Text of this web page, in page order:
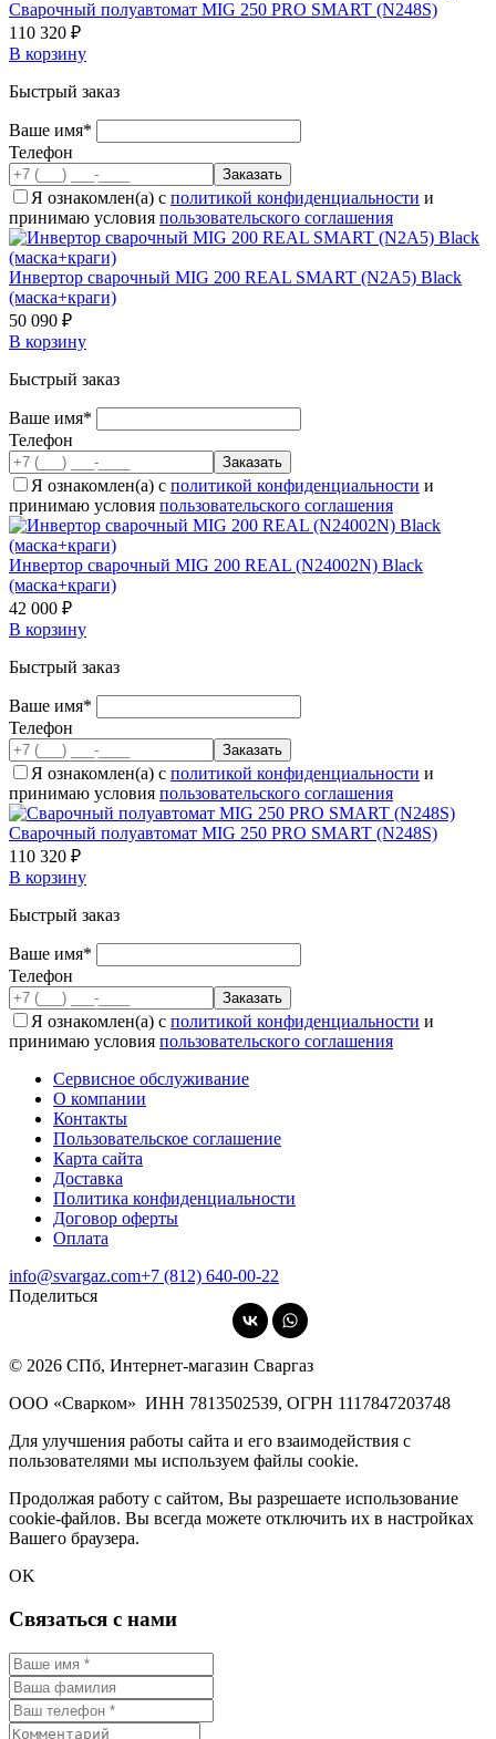
Cварочный полуавтомат MIG 250 PRO SMART (N248S)
110 320 ₽
В корзину
Быстрый заказ
Ваше имя*
Телефон
Я ознакомлен(а) с политикой конфиденциальности и
принимаю условия пользовательского соглашения
Инвертор сварочный MIG 200 REAL SMART (N2A5) Black
(маска+краги)
50 090 ₽
В корзину
Быстрый заказ
Ваше имя*
Телефон
Я ознакомлен(а) с политикой конфиденциальности и
принимаю условия пользовательского соглашения
Инвертор сварочный MIG 200 REAL (N24002N) Black
(маска+краги)
42 000 ₽
В корзину
Быстрый заказ
Ваше имя*
Телефон
Я ознакомлен(а) с политикой конфиденциальности и
принимаю условия пользовательского соглашения
Cварочный полуавтомат MIG 250 PRO SMART (N248S)
110 320 ₽
В корзину
Быстрый заказ
Ваше имя*
Телефон
Я ознакомлен(а) с политикой конфиденциальности и
принимаю условия пользовательского соглашения
Сервисное обслуживание
О компании
Контакты
Пользовательское соглашение
Карта сайта
Доставка
Политика конфиденциальности
Договор оферты
Оплата
info@svargaz.com+7 (812) 640‑00‑22
Поделиться
© 2026 СПб, Интернет-магазин Сваргаз
ООО «Сварком» ИНН 7813502539, ОГРН 1117847203748
Для улучшения работы сайта и его взаимодействия с
пользователями мы используем файлы cookie.
Продолжая работу с сайтом, Вы разрешаете использование
cookie-файлов. Вы всегда можете отключить их в настройках
Вашего браузера.
OK
Связаться с нами